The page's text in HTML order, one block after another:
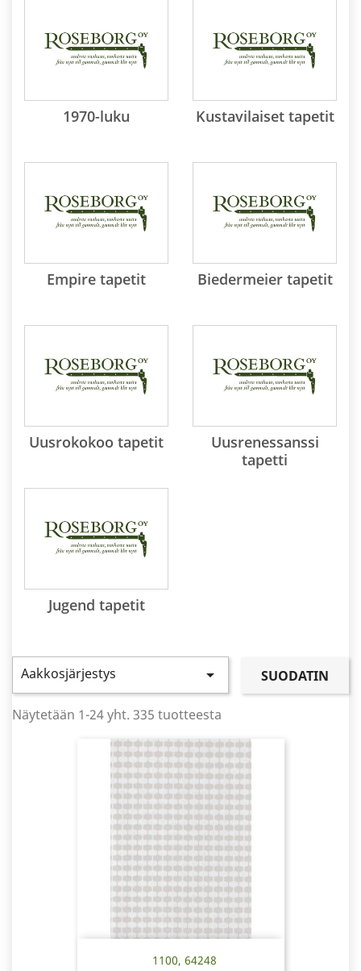
1970-luku Kustavilaiset tapetit
Empire tapetit Biedermeier tapetit
Uusrokokoo tapetit
Uusrenessanssi
tapetti
Jugend tapetit
Aakkosjärjestys  SUODATIN
Näytetään 1-24 yht. 335 tuotteesta
1100, 64248